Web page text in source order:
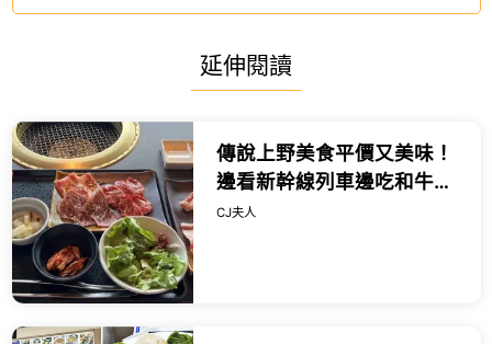
延伸閱讀
傳說上野美食平價又美味！
邊看新幹線列車邊吃和牛燒
肉，一份千日圓出頭就能吃
CJ夫人